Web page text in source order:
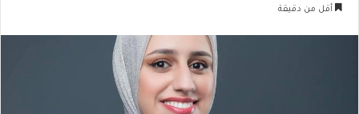
أقل من دقيقة